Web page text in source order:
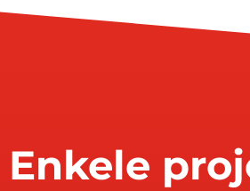
Enkele